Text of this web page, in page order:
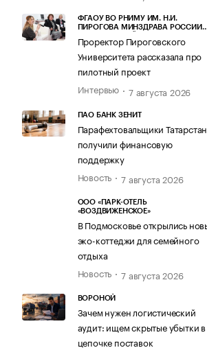
ФГАОУ ВО РНИМУ ИМ. Н.И.
ПИРОГОВА МИНЗДРАВА РОССИИ
Проректор Пироговского
Университета рассказала про
пилотный проект
Интервью
7 августа 2026
ПАО БАНК ЗЕНИТ
Парафехтовальщики
получили финансовую
поддержку
Новость
7 августа 2026
ООО «ПАРК-ОТЕЛЬ
«ВОЗДВИЖЕНСКОЕ»
В Подмосковье открылись
эко-коттеджи для семейного
отдыха
Новость
7 августа 2026
ВОРОНОЙ
Зачем нужен логистический
аудит: ищем скрытые убытки в
цепочке поставок